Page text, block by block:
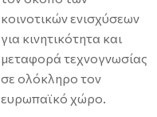
κοινοτικών ενισχύσεων
για κινητικότητα και
μεταφορά τεχνογνωσίας
σε ολόκληρο τον
ευρωπαϊκό χώρο.